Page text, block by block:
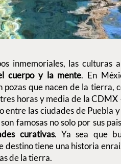
inmemoriales, las culturas
cuerpo y la mente. En
pozas que nacen de la tierra,
horas y media de la
entre las ciudades de Puebla
son famosas no solo por sus
curativas. Ya sea que
destino tiene una historia
de la tierra.